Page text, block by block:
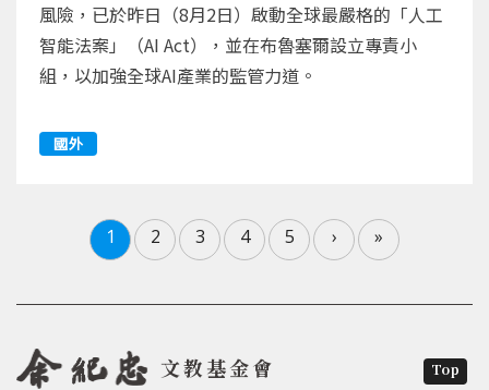
風險，已於昨日（8月2日）啟動全球最嚴格的「人工
智能法案」（AI Act），並在布魯塞爾設立專責小
組，以加強全球AI產業的監管力道。
國外
1 2 3 4 5 › »
文教基金會 Top